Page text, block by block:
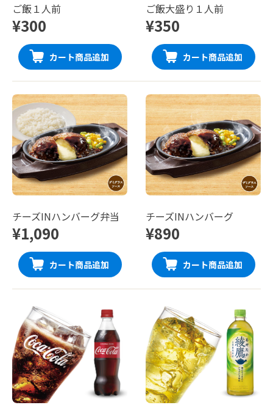
ご飯１人前
¥300
カート商品追加
ご飯大盛り１人前
¥350
カート商品追加
チーズINハンバーグ弁当
¥1,090
カート商品追加
チーズINハンバーグ
¥890
カート商品追加